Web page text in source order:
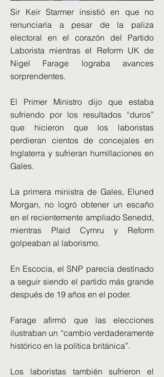
Sir Keir Starmer insistió en que no
renunciaría a pesar de la paliza
electoral en el corazón del Partido
Laborista mientras el Reform UK de
Nigel Farage lograba avances
sorprendentes.
El Primer Ministro dijo que estaba
sufriendo por los resultados “duros”
que hicieron que los laboristas
perdieran cientos de concejales en
Inglaterra y sufrieran humillaciones en
Gales.
La primera ministra de Gales, Eluned
Morgan, no logró obtener un escaño
en el recientemente ampliado Senedd,
mientras Plaid Cymru y Reform
golpeaban al laborismo.
En Escocia, el SNP parecía destinado
a seguir siendo el partido más grande
después de 19 años en el poder.
Farage afirmó que las elecciones
ilustraban un “cambio verdaderamente
histórico en la política británica”.
Los laboristas también sufrieron el